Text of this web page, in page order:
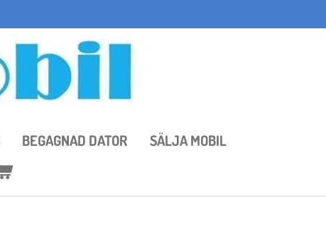
BEGAGNAD DATOR
SÄLJA MOBIL